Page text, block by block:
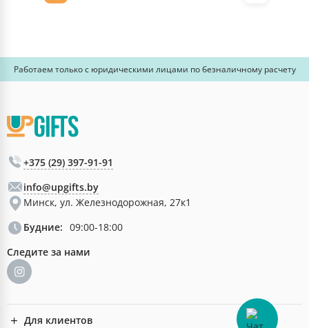
Работаем только с юридическими лицами по безналичному расчету
+375 (29) 397-91-91
info@upgifts.by
Минск, ул. Железнодорожная, 27к1
Будние: 09:00-18:00
Следите за нами
Для клиентов